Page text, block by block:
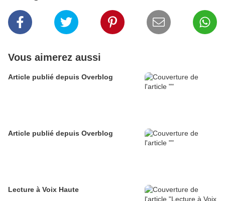
Vous aimerez aussi
Article publié depuis Overblog
Article publié depuis Overblog
Lecture à Voix Haute